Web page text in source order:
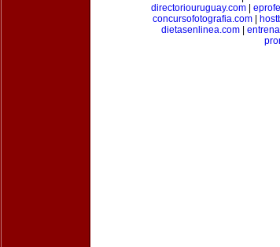
directoriouruguay.com
concursofotografia.com|
dietasenlinea.com|